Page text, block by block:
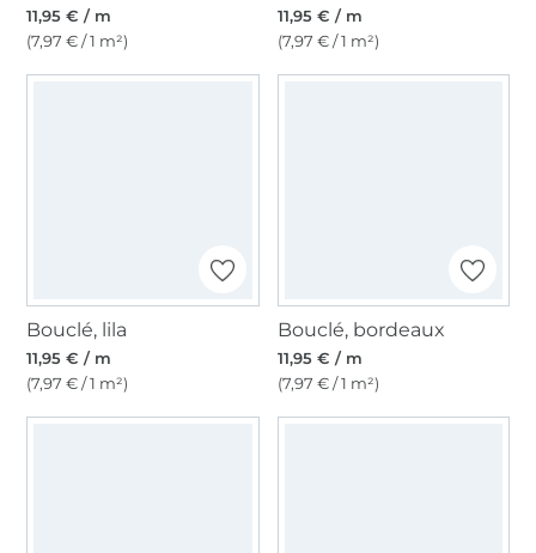
11,95 € / m
(7,97 € / 1 m²)
11,95 € / m
(7,97 € / 1 m²)
Bouclé, lila
11,95 € / m
(7,97 € / 1 m²)
Bouclé, bordeaux
11,95 € / m
(7,97 € / 1 m²)